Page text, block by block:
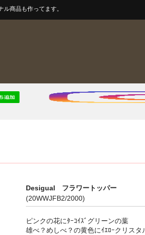
商品も作ってます。
Desigual フラワートッパー
(20WWJFB2/2000)
ピンクの花にﾀｰｺｲｽﾞグリーンの葉
雄べ？めしべ？の黄色にｲｴﾛｰクリスタ